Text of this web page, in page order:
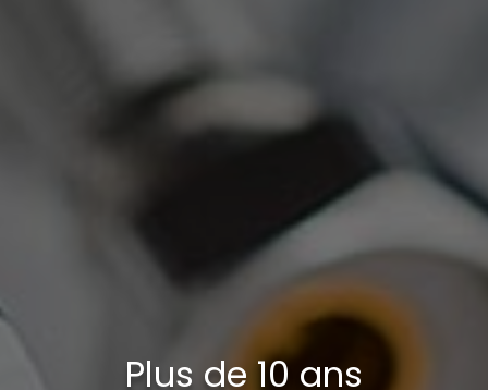
Plus de 10 ans